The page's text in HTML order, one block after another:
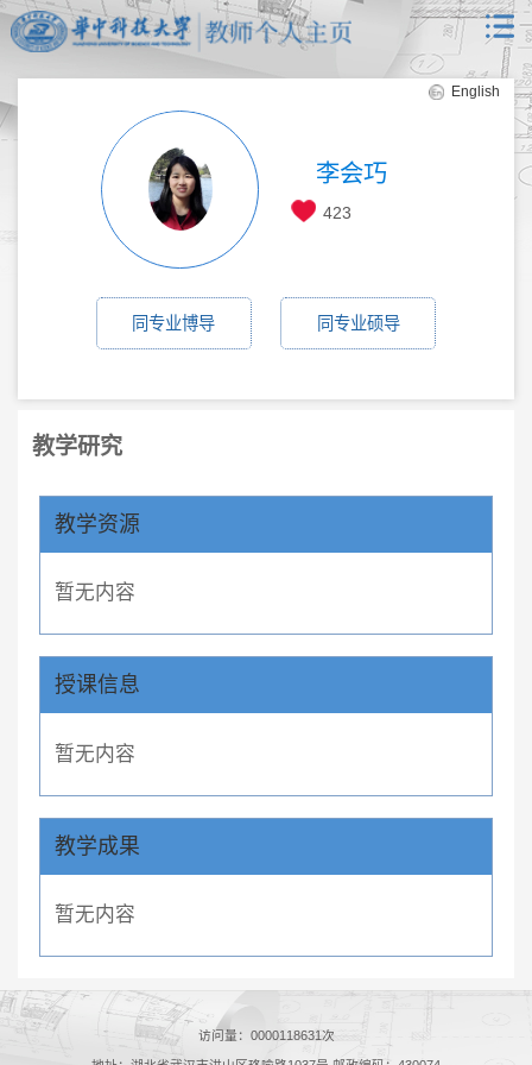
English
李会巧
423
同专业博导 同专业硕导
教学研究
教学资源
暂无内容
授课信息
暂无内容
教学成果
暂无内容
访问量： 0000118631次